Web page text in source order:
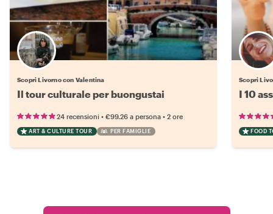
Scopri Livorno con Valentina
Il tour culturale per buongustai
24 recensioni • €99.26 a persona • 2 ore
ART & CULTURE TOUR PER FAMIGLIE
Scopri
I 10
FOOD